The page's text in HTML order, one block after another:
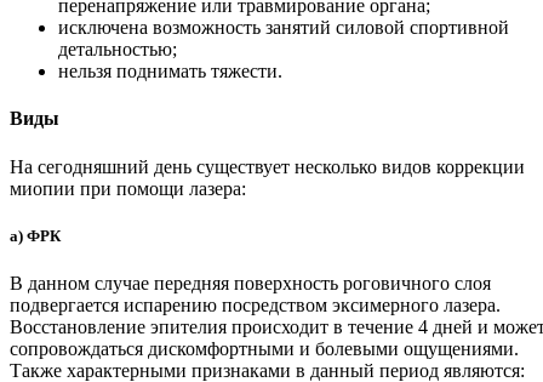
перенапряжение или травмирование органа;
исключена возможность занятий силовой спортивной
детальностью;
нельзя поднимать тяжести.
Виды
На сегодняшний день существует несколько видов коррекции
миопии при помощи лазера:
а) ФРК
В данном случае передняя поверхность роговичного слоя
подвергается испарению посредством эксимерного лазера.
Восстановление эпителия происходит в течение 4 дней и
сопровождаться дискомфортными и болевыми ощущениями.
Также характерными признаками в данный период являются: